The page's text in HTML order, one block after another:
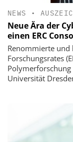
NEWS •
Neue Ära der
einen ERC
Renommierte und
Forschungsrates
Polymerforschung
Universität